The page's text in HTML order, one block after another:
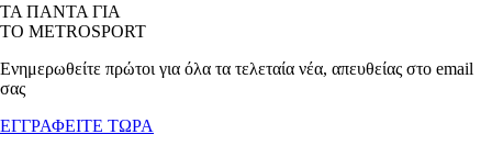
ΤΑ ΠΑΝΤΑ ΓΙΑ
ΤΟ METROSPORT
Ενημερωθείτε πρώτοι για όλα τα τελεταία νέα, απευθείας στο email
σας
ΕΓΓΡΑΦΕΙΤΕ ΤΩΡΑ